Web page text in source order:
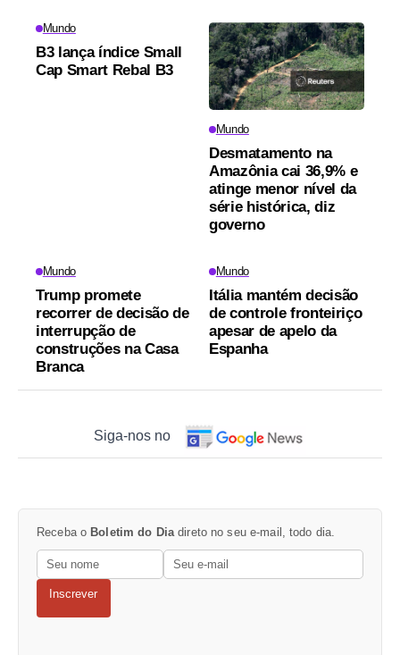
Mundo
B3 lança índice Small
Cap Smart Rebal B3
Mundo
Desmatamento na
Amazônia cai 36,9% e
atinge menor nível da
série histórica, diz
governo
Mundo
Trump promete
recorrer de decisão de
interrupção de
construções na Casa
Branca
Mundo
Itália mantém decisão
de controle fronteiriço
apesar de apelo da
Espanha
Siga-nos no
Receba o Boletim do Dia direto no seu e-mail, todo dia.
Inscrever